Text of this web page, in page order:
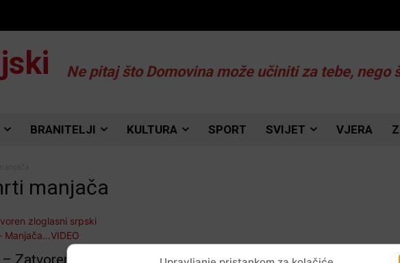
Ne pitaj što Domovina može učiniti za tebe, nego
BRANITELJI KULTURA SPORT SVIJET VJERA
manjača
Zatvoren